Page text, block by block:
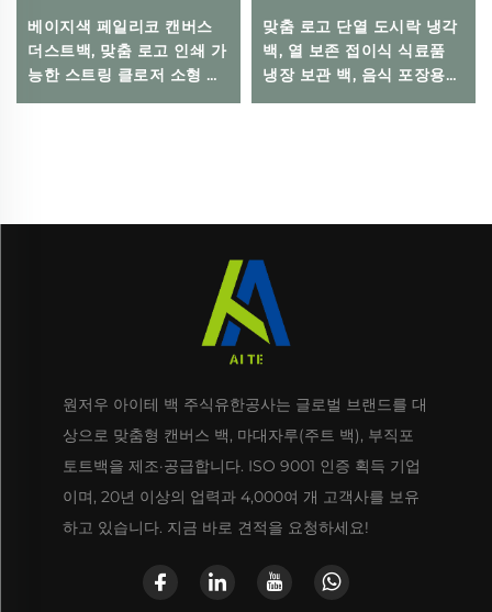
베이지색 페일리코 캔버스
더스트백, 맞춤 로고 인쇄 가
능한 스트링 클로저 소형 선
물 파우치, 일상 및 여행, 야
맞춤 로고 단열 도시락 냉각
백, 열 보존 접이식 식료품
냉장 보관 백, 음식 포장용
친환경 재사용 가능
원저우 아이테 백 주식유한공사는 글로벌 브랜드를 대
상으로 맞춤형 캔버스 백, 마대자루(주트 백), 부직포
토트백을 제조·공급합니다. ISO 9001 인증 획득 기업
이며, 20년 이상의 업력과 4,000여 개 고객사를 보유
하고 있습니다. 지금 바로 견적을 요청하세요!